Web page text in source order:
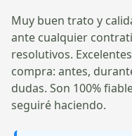
Muy buen trato y
ante cualquier
resolutivos.
compra: antes,
dudas. Son 100%
seguiré haciendo.